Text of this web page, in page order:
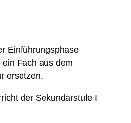
Einführungsphase
Fach aus dem
ersetzen.
der Sekundarstufe I